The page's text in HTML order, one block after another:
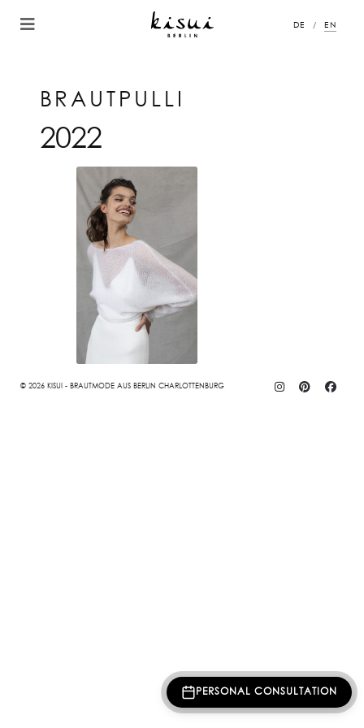
DE EN
BRAUTPULLI
2022
© 2026 KISUI - BRAUTMODE AUS BERLIN CHARLOTTENBURG
PERSONAL CONSULTATION